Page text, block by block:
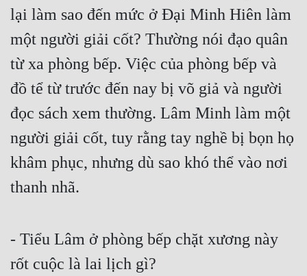
lại làm sao đến mức ở Đại Minh Hiên làm
một người giải cốt? Thường nói đạo quân
từ xa phòng bếp. Việc của phòng bếp và
đồ tể từ trước đến nay bị võ giả và người
đọc sách xem thường. Lâm Minh làm một
người giải cốt, tuy rằng tay nghề bị bọn họ
khâm phục, nhưng dù sao khó thể vào nơi
thanh nhã.
- Tiểu Lâm ở phòng bếp chặt xương này
rốt cuộc là lai lịch gì?